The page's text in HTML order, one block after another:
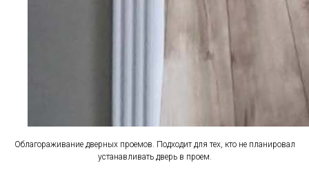
Облагораживание дверных проемов. Подходит для тех, кто не планировал
устанавливать дверь в проем.